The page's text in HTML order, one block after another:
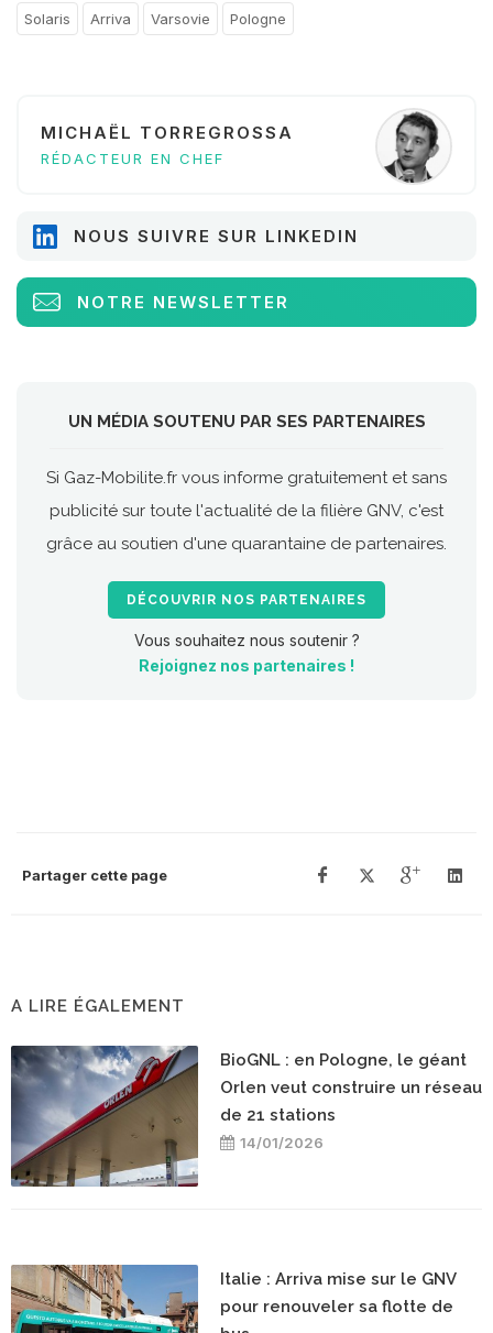
Solaris Arriva Varsovie Pologne
MICHAËL TORREGROSSA
RÉDACTEUR EN CHEF
NOUS SUIVRE SUR LINKEDIN
NOTRE NEWSLETTER
UN MÉDIA SOUTENU PAR SES PARTENAIRES
Si Gaz-Mobilite.fr vous informe gratuitement et sans
publicité sur toute l'actualité de la filière GNV, c'est
grâce au soutien d'une quarantaine de partenaires.
DÉCOUVRIR NOS PARTENAIRES
Vous souhaitez nous soutenir ?
Rejoignez nos partenaires !
Partager cette page
A LIRE ÉGALEMENT
BioGNL : en Pologne, le géant
Orlen veut construire un réseau
de 21 stations
14/01/2026
Italie : Arriva mise sur le GNV
pour renouveler sa flotte de